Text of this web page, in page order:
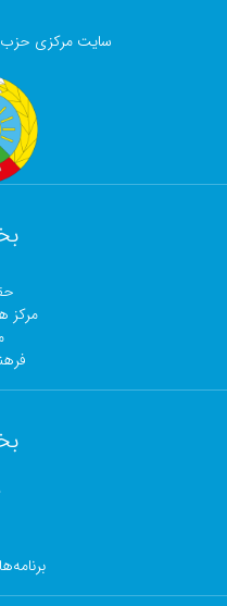
سایت مرکزی حزب
مرکز